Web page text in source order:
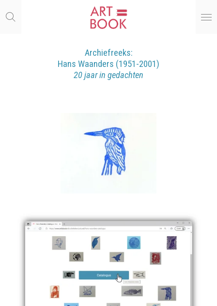
direct
Archiefreeks:
Hans Waanders (1951-2001)
20 jaar in gedachten